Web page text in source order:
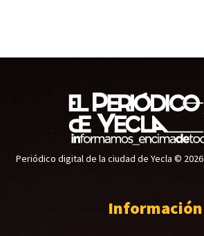
Periódico digital de la ciudad de Yecla © 2026
Información